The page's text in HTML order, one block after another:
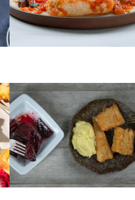
Μπακαλιάρος σκορδαλιά
ΨΑΡΙΑ